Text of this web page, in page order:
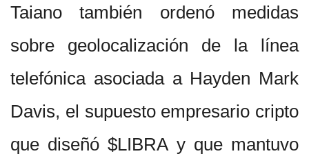
Taiano también ordenó medidas
sobre geolocalización de la línea
telefónica asociada a Hayden Mark
Davis, el supuesto empresario cripto
que diseñó $LIBRA y que mantuvo